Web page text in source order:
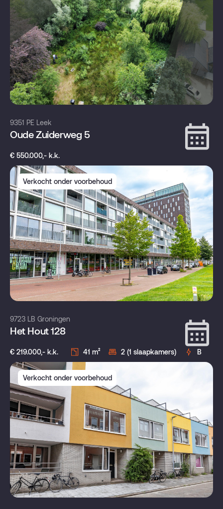
9351 PE Leek
Oude Zuiderweg 5
€ 550.000,- k.k.
Verkocht onder voorbehoud
9723 LB Groningen
Het Hout 128
€ 219.000,- k.k. 41 m² 2 (1 slaapkamers) B
Verkocht onder voorbehoud